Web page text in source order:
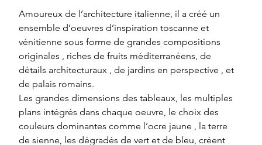
Amoureux de l’architecture italienne, il a créé un
ensemble d’oeuvres d’inspiration toscanne et
vénitienne sous forme de grandes compositions
originales , riches de fruits méditerranéens, de
détails architecturaux , de jardins en perspective , et
de palais romains.
Les grandes dimensions des tableaux, les multiples
plans intégrés dans chaque oeuvre, le choix des
couleurs dominantes comme l’ocre jaune , la terre
de sienne, les dégradés de vert et de bleu, créent